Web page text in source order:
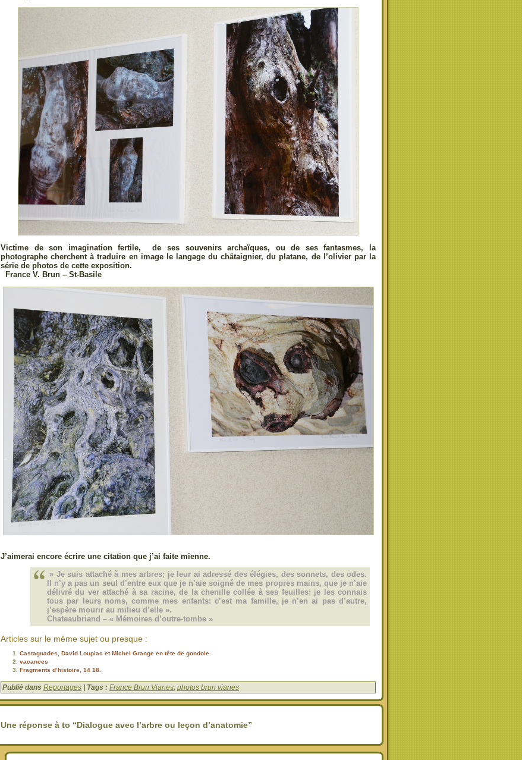
Victime de son imagination fertile, de ses souvenirs archaïques, ou de ses fantasmes, la
photographe cherchent à traduire en image le langage du châtaignier, du platane, de l’olivier par la
série de photos de cette exposition.
France V. Brun – St-Basile
J’aimerai encore écrire une citation que j’ai faite mienne.
» Je suis attaché à mes arbres; je leur ai adressé des élégies, des sonnets, des odes.
Il n’y a pas un seul d’entre eux que je n’aie soigné de mes propres mains, que je n’aie
délivré du ver attaché à sa racine, de la chenille collée à ses feuilles; je les connais
tous par leurs noms, comme mes enfants: c’est ma famille, je n’en ai pas d’autre,
j’espère mourir au milieu d’elle ».
Chateaubriand – « Mémoires d’outre-tombe »
Articles sur le même sujet ou presque :
Castagnades, David Loupiac et Michel Grange en tête de gondole.
vacances
Fragments d’histoire, 14 18.
Publié dans Reportages | Tags : France Brun Vianes, photos brun vianes
Une réponse à to “Dialogue avec l’arbre ou leçon d’anatomie”